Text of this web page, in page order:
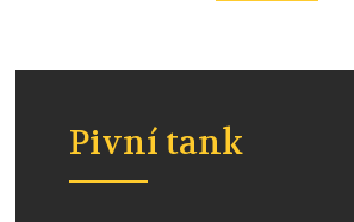
Pivní tank